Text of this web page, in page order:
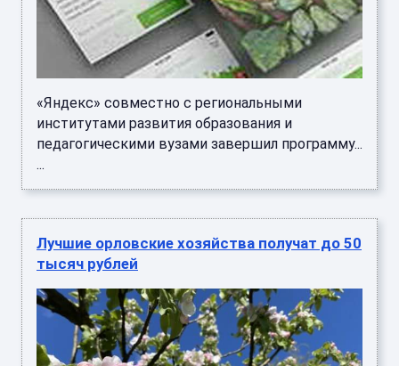
«Яндекс» совместно с региональными
институтами развития образования и
педагогическими вузами завершил программу...
...
Лучшие орловские хозяйства получат до 50
тысяч рублей